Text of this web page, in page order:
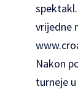
vrijedne
Nakon
turneje